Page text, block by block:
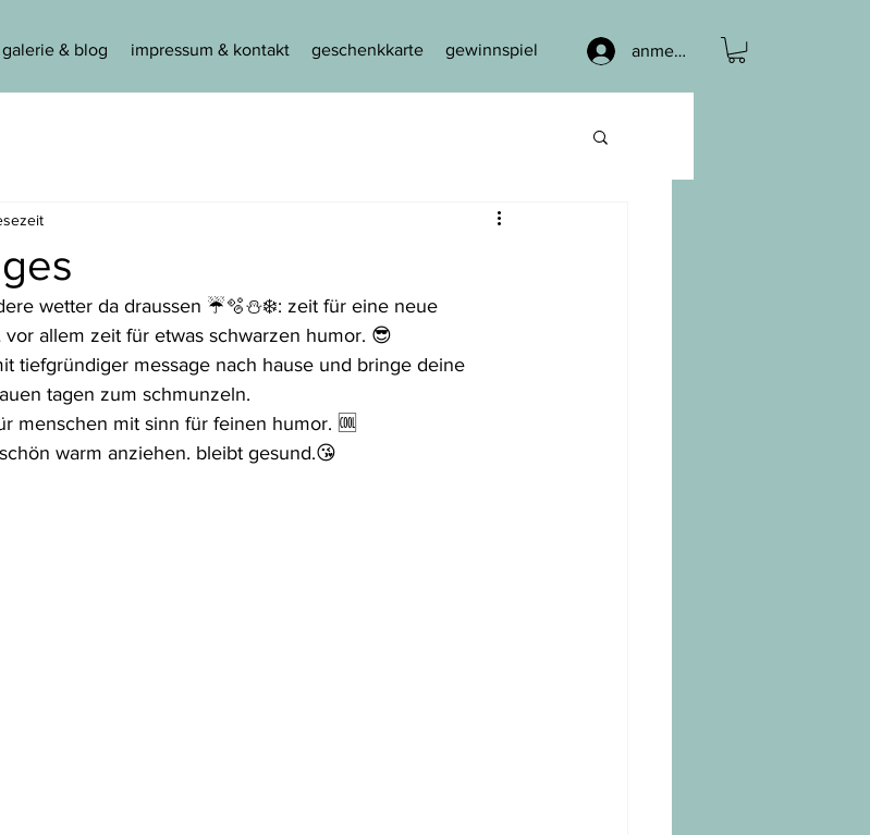
galerie & blog impressum & kontakt geschenkkarte gewinnspiel anmelden
wetter da draussen ☔️🫧⛄️❄️: zeit für eine neue
allem zeit für etwas schwarzen humor. 😎
tiefgründiger message nach hause und bringe deine
tagen zum schmunzeln.
menschen mit sinn für feinen humor. 🆒
warm anziehen. bleibt gesund.😘